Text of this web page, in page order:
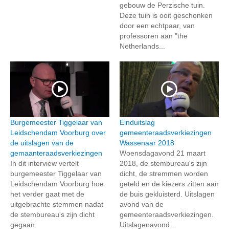
gebouw de Perzische tuin.
Deze tuin is ooit geschonken
door een echtpaar, van
professoren aan "the
Netherlands...
Burgemeester Tiggelaar van
Leidschendam Voorburg over
de uitslagen van de
gemaanteraadsverkiezingen
In dit interview vertelt
burgemeester Tiggelaar van
Leidschendam Voorburg hoe
het verder gaat met de
uitgebrachte stemmen nadat
de stembureau's zijn dicht
gegaan.
Einduitslag
gemeenteraadsverkiezingen
Wassenaar 2018
Woensdagavond 21 maart
2018, de stembureau's zijn
dicht, de stremmen worden
geteld en de kiezers zitten aan
de buis gekluisterd. Uitslagen
avond van de
gemeenteraadsverkiezingen.
Uitslagenavond...